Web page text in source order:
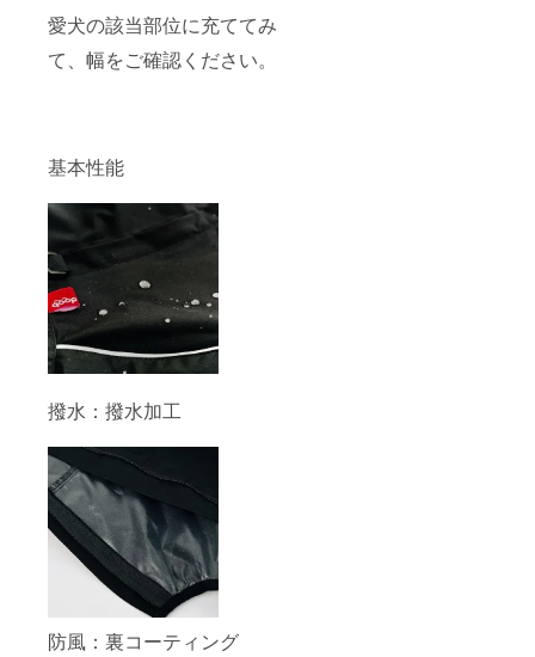
愛犬の該当部位に充ててみ
て、幅をご確認ください。
基本性能
撥水：撥水加工
防風：裏コーティング